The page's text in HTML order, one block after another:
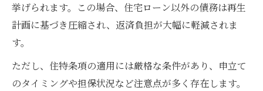
挙げられます。この場合、住宅ローン以外の債務は再生
計画に基づき圧縮され、返済負担が大幅に軽減されま
す。
ただし、住特条項の適用には厳格な条件があり、申立て
のタイミングや担保状況など注意点が多く存在します。